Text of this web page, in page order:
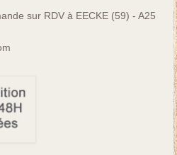
sur RDV à EECKE (59) - A25